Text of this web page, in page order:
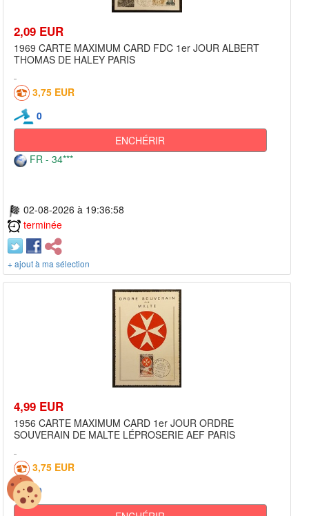
2,09 EUR
1969 CARTE MAXIMUM CARD FDC 1er JOUR ALBERT
THOMAS DE HALEY PARIS
3,75 EUR
0
ENCHÉRIR
FR - 34***
02-08-2026 à 19:36:58
terminée
+ ajout à ma sélection
4,99 EUR
1956 CARTE MAXIMUM CARD 1er JOUR ORDRE
SOUVERAIN DE MALTE LÉPROSERIE AEF PARIS
3,75 EUR
0